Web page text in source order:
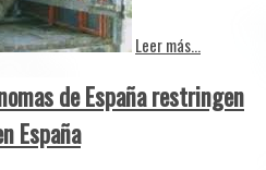
Leer más...
de España restringen
España